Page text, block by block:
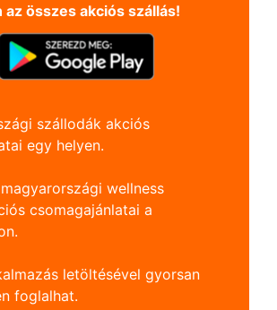
összes akciós szállás!
szállodák akciós
egy helyen.
wellness
csomagajánlatai a
letöltésével gyorsan
foglalhat.